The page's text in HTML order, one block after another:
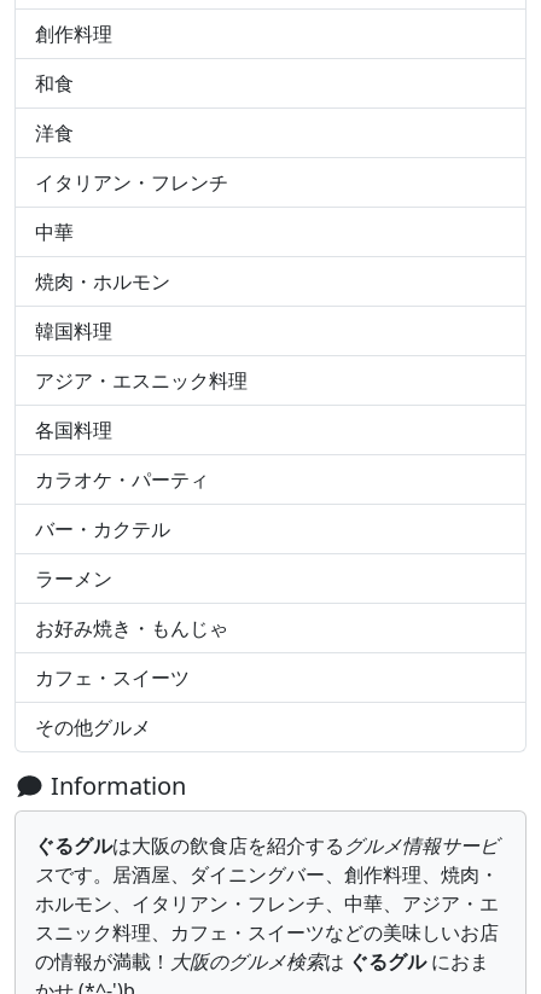
創作料理
和食
洋食
イタリアン・フレンチ
中華
焼肉・ホルモン
韓国料理
アジア・エスニック料理
各国料理
カラオケ・パーティ
バー・カクテル
ラーメン
お好み焼き・もんじゃ
カフェ・スイーツ
その他グルメ
Information
ぐるグルは大阪の飲食店を紹介する グルメ情報サービ
スです。居酒屋、ダイニングバー、創作料理、焼肉・
ホルモン、イタリアン・フレンチ、中華、アジア・エ
スニック料理、カフェ・スイーツなどの美味しいお店
の情報が満載！ 大阪のグルメ検索は ぐるグルにおま